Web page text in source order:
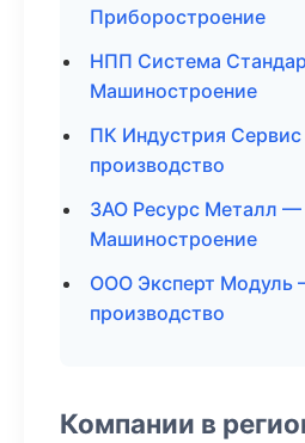
Приборостроение
НПП Система
Машиностроение
ПК Индустрия
производство
ЗАО Ресурс Металл —
Машиностроение
ООО Эксперт
производство
Компании в